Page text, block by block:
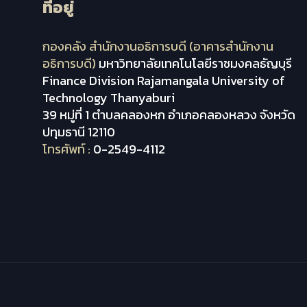
ที่อยู่
กองคลัง สำนักงานอธิการบดี (อาคารสำนักงาน
อธิการบดี) มหาวิทยาลัยเทคโนโลยีราชมงคลธัญบุรี
Finance Division Rajamangala University of
Technology Thanyaburi
39 หมู่ที่ 1 ตำบลคลองหก อำเภอคลองหลวง จังหวัด
ปทุมธานี 12110
โทรศัพท์ : 0-2549-4112